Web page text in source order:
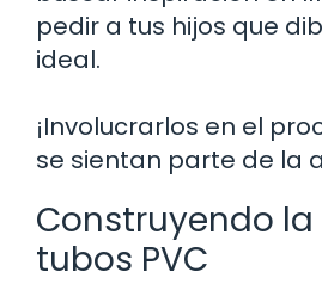
pedir a tus hijos que
ideal.
¡Involucrarlos en el
se sientan parte de la
Construyendo
tubos PVC